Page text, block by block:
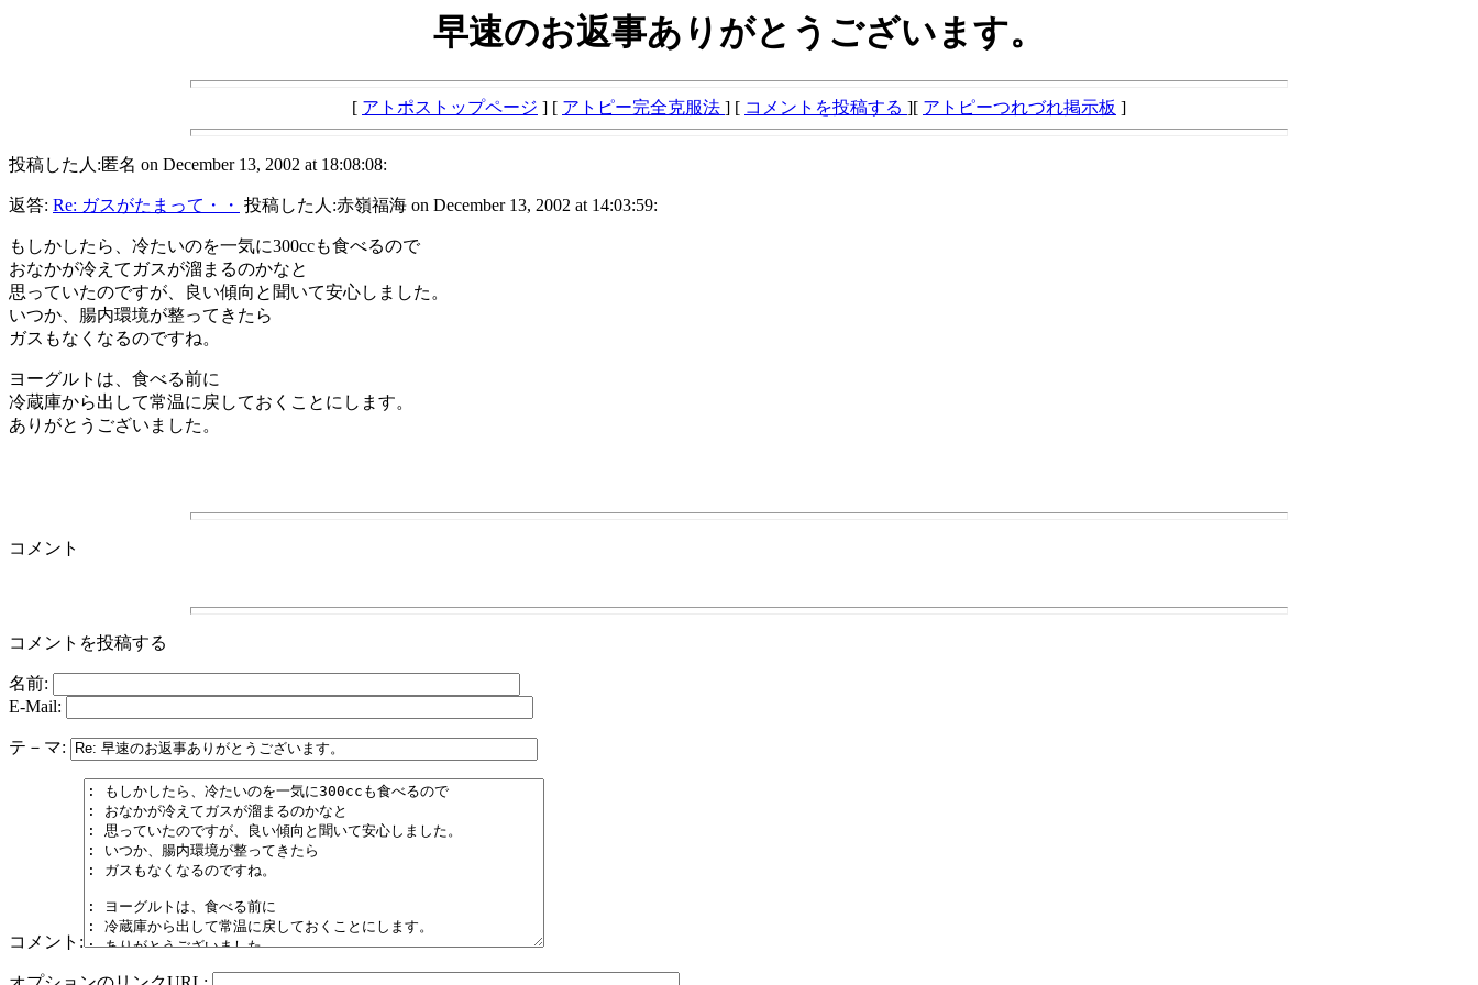
早速のお返事ありがとうございます。
[ アトポストップページ ] [ アトピー完全克服法 ] [ コメントを投稿する ][ アトピーつれづれ掲示板 ]
投稿した人:匿名 on December 13, 2002 at 18:08:08:
返答: Re: ガスがたまって・・ 投稿した人:赤嶺福海 on December 13, 2002 at 14:03:59:
もしかしたら、冷たいのを一気に300ccも食べるので
おなかが冷えてガスが溜まるのかなと
思っていたのですが、良い傾向と聞いて安心しました。
いつか、腸内環境が整ってきたら
ガスもなくなるのですね。
ヨーグルトは、食べる前に
冷蔵庫から出して常温に戻しておくことにします。
ありがとうございました。
コメント
コメントを投稿する
名前:
E-Mail:
テ－マ:
コメント: